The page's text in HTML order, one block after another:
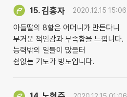
15.김홍자 2020.12.15 15:06
아들딸의 8할은 어머니가 만든다니
무거운 책임감과 부족함을 느낍니다.
능력밖의 일들이 많을터
쉼없는 기도가 방도입니다.